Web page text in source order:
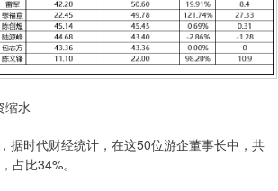
水
时代财经统计，在这50位游企董事长中，共
占比34%。